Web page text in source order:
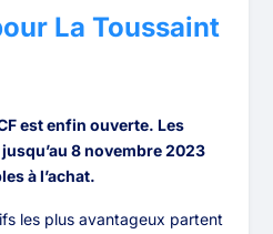
La Toussaint
est enfin ouverte. Les
jusqu’au 8 novembre 2023
à l’achat.
les plus avantageux partent